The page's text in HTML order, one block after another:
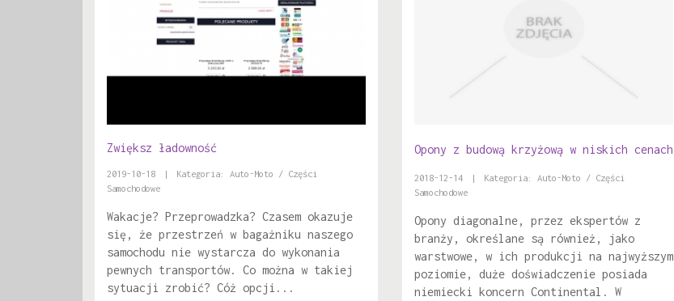
Zwiększ ładowność
2019-10-18 |
Kategoria: Auto-Moto / Części
Samochodowe
Wakacje? Przeprowadzka? Czasem okazuje
się, że przestrzeń w bagażniku naszego
samochodu nie wystarcza do wykonania
pewnych transportów. Co można w takiej
sytuacji zrobić? Cóż opcji...
Opony z budową krzyżową w niskich cenach
2018-12-14 |
Kategoria: Auto-Moto / Części
Samochodowe
Opony diagonalne, przez ekspertów z
branży, określane są również, jako
warstwowe, w ich produkcji na najwyższym
poziomie, duże doświadczenie posiada
niemiecki koncern Continental. W